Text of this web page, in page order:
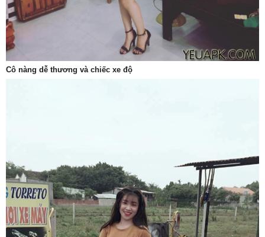
Cô nàng dễ thương và chiếc xe độ